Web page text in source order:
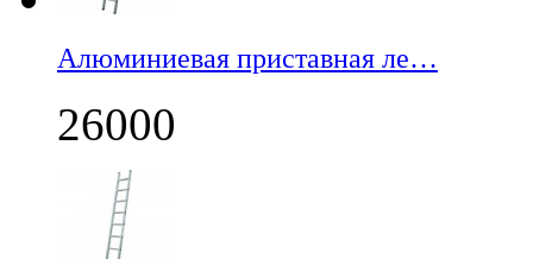
Алюминиевая приставная ле…
26000